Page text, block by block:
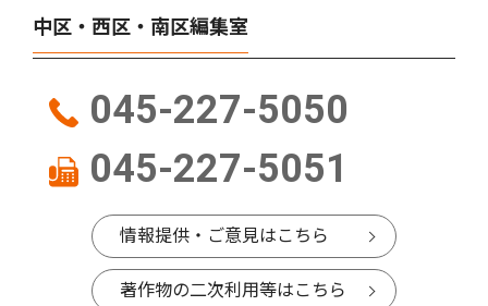
中区・西区・南区編集室
045-227-5050
045-227-5051
情報提供・ご意見はこちら
著作物の二次利用等はこちら